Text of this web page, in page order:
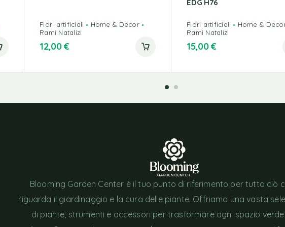
Fiori artificiali
Home & Decor
Rami Natalizi
12,00€
EDG H76
Fiori artificiali
Home &
Rami Natalizi
15,00€
Blooming Garden Center è il tuo punto di riferimento per tutto ciò
riguarda il giardinaggio e la cura delle piante. Offriamo una vasta
di piante, strumenti e accessori per trasformare ogni spazio verde